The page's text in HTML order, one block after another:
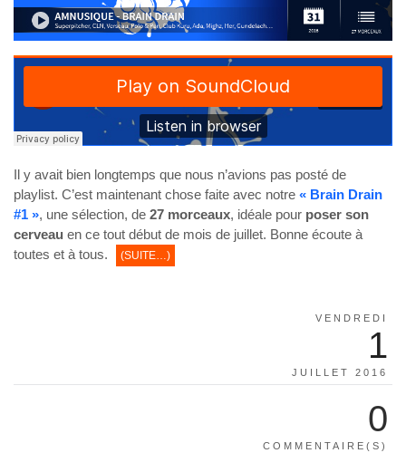
Il y avait bien longtemps que nous n’avions pas posté de
playlist. C’est maintenant chose faite avec notre « Brain Drain
#1 », une sélection, de 27 morceaux, idéale pour poser son
cerveau en ce tout début de mois de juillet. Bonne écoute à
toutes et à tous.
(SUITE…)
VENDREDI
1
JUILLET 2016
0
COMMENTAIRE(S)